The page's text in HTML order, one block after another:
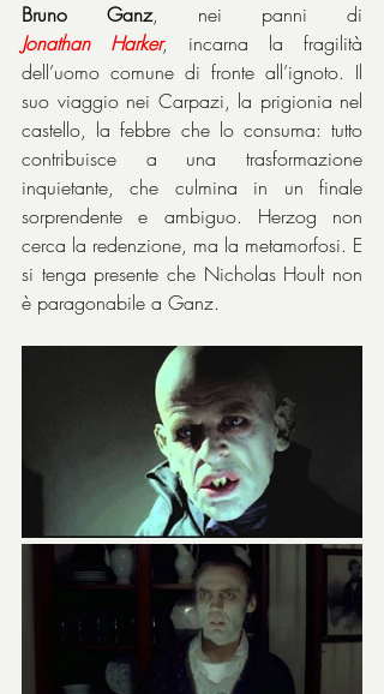
Bruno Ganz
Jonathan
Harker, incarna la fragilità
dell’uomo comune di fronte all’ignoto. Il
suo viaggio nei Carpazi, la prigionia nel
castello, la febbre che lo consuma: tutto
contribuisce a una trasformazione
inquietante, che culmina in un finale
sorprendente e ambiguo. Herzog non
cerca la redenzione, ma la metamorfosi. E
si tenga presente che Nicholas Hoult non
è paragonabile a Ganz.